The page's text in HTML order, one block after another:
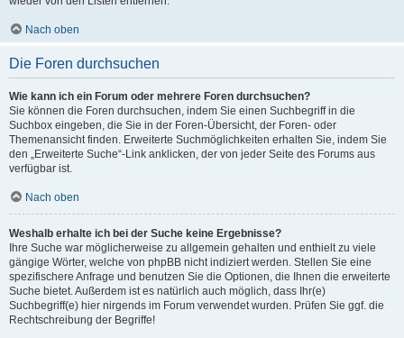
Nach oben
Die Foren durchsuchen
Wie kann ich ein Forum oder mehrere Foren durchsuchen?
Sie können die Foren durchsuchen, indem Sie einen Suchbegriff in die
Suchbox eingeben, die Sie in der Foren-Übersicht, der Foren- oder
Themenansicht finden. Erweiterte Suchmöglichkeiten erhalten Sie, indem Sie
den „Erweiterte Suche“-Link anklicken, der von jeder Seite des Forums aus
verfügbar ist.
Nach oben
Weshalb erhalte ich bei der Suche keine Ergebnisse?
Ihre Suche war möglicherweise zu allgemein gehalten und enthielt zu viele
gängige Wörter, welche von phpBB nicht indiziert werden. Stellen Sie eine
spezifischere Anfrage und benutzen Sie die Optionen, die Ihnen die erweiterte
Suche bietet. Außerdem ist es natürlich auch möglich, dass Ihr(e)
Suchbegriff(e) hier nirgends im Forum verwendet wurden. Prüfen Sie ggf. die
Rechtschreibung der Begriffe!